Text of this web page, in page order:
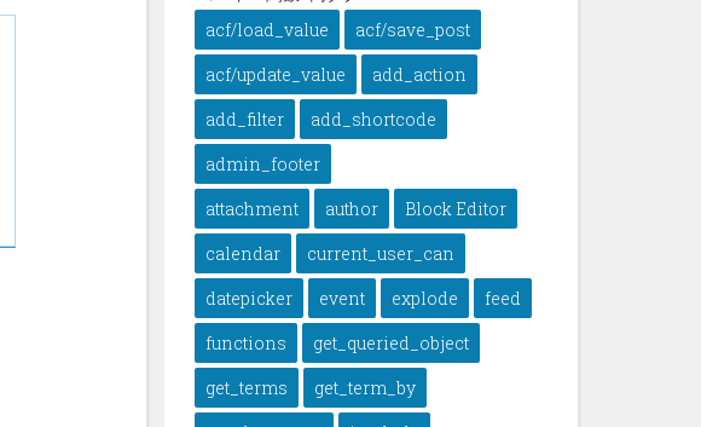
acf/load_value
acf/save_post
acf/update_value
add_action
add_filter
add_shortcode
admin_footer
attachment
author
Block Editor
calendar
current_user_can
datepicker
event explode
feed
functions
get_queried_object
get_terms
get_term_by